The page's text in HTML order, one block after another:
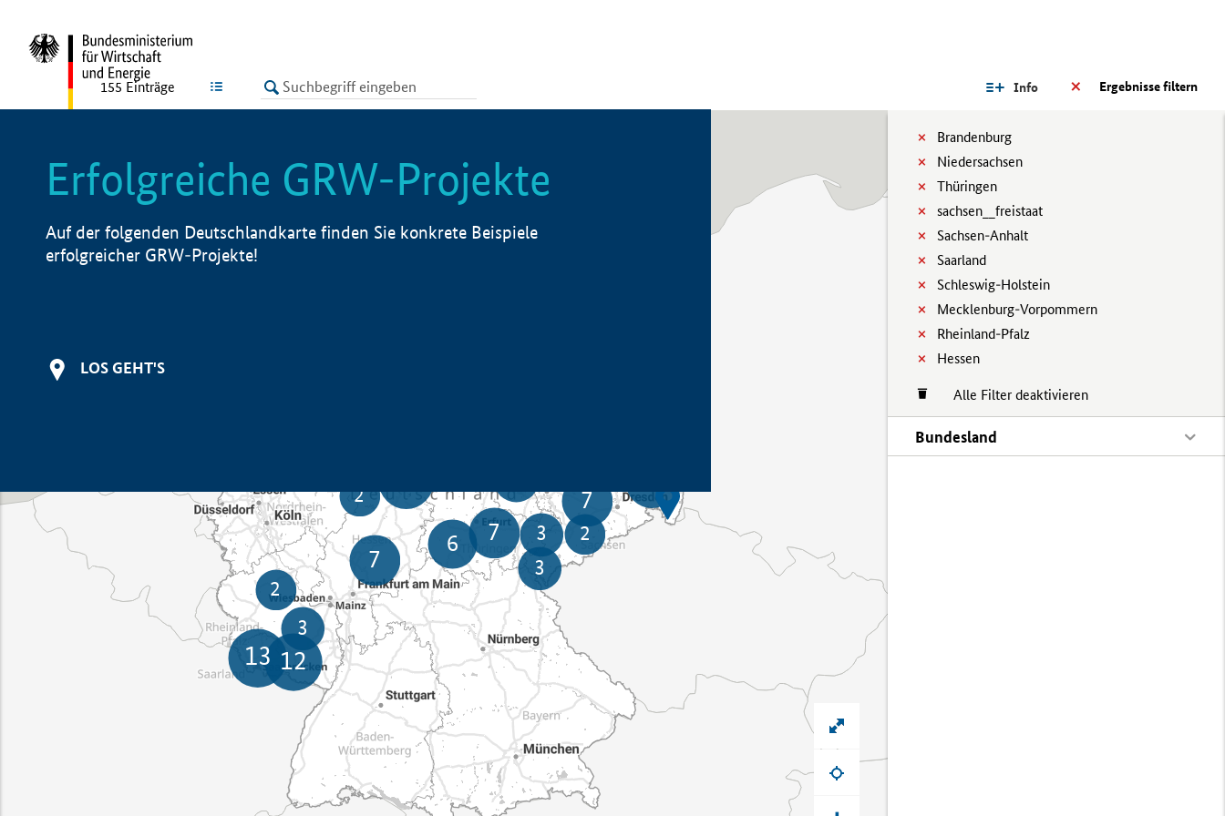
LISTE Ergebnisse filtern
Info
Brandenburg
Niedersachsen
Thüringen
sachsen__freistaat
Sachsen-Anhalt
Saarland
Schleswig-Holstein
Mecklenburg-Vorpommern
Rheinland-Pfalz
Hessen
Alle Filter deaktivieren
Bundesland
155 Einträge
Erfolgreiche GRW-Projekte
Auf der folgenden Deutschlandkarte finden Sie konkrete Beispiele
erfolgreicher GRW-Projekte!
LOS GEHT'S